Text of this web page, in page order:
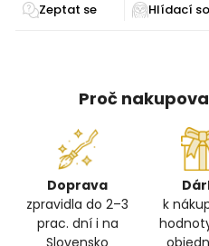
Zeptat se
Proč
Doprava
zpravidla do 2–3
prac. dní i na
k